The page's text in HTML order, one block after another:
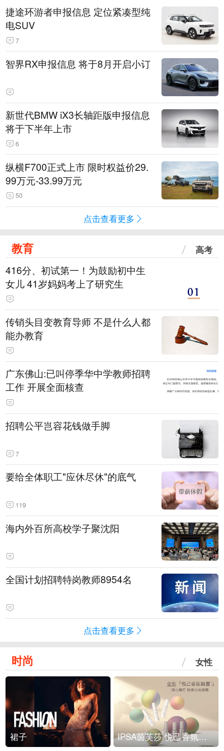
捷途环游者申报信息 定位紧凑型纯
电SUV
7
智界RX申报信息 将于8月开启小订
新世代BMW iX3长轴距版申报信息
将于下半年上市
6
纵横F700正式上市 限时权益价29.
99万元-33.99万元
50
点击查看更多
教育 高考
416分、初试第一！为鼓励初中生
女儿 41岁妈妈考上了研究生
传销头目变教育导师 不是什么人都
能办教育
广东佛山:已叫停季华中学教师招聘
工作 开展全面核查
招聘公平岂容花钱做手脚
7
要给全体职工"应休尽休"的底气
119
海内外百所高校学子聚沈阳
全国计划招聘特岗教师8954名
点击查看更多
时尚 女性
裙子 IPSA茵芙莎 悦己香氛凝露上市